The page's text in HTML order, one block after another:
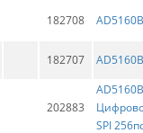
182708
182707
202883
SPI